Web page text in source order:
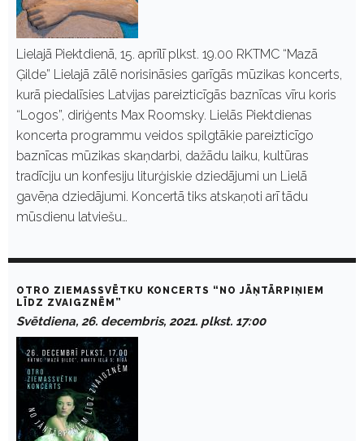
Lielajā Piektdienā, 15. aprīlī plkst. 19.00 RKTMC “Mazā
Ģilde” Lielajā zālē norisināsies garīgās mūzikas koncerts,
kurā piedalīsies Latvijas pareizticīgās baznīcas vīru koris
“Logos”, diriģents Max Roomsky. Lielās Piektdienas
koncerta programmu veidos spilgtākie pareizticīgo
baznīcas mūzikas skaņdarbi, dažādu laiku, kultūras
tradīciju un konfesiju liturģiskie dziedājumi un Lielā
gavēņa dziedājumi. Koncertā tiks atskaņoti arī tādu
mūsdienu latviešu…
OTRO ZIEMASSVĒTKU KONCERTS “NO JĀŅTĀRPIŅIEM
LĪDZ ZVAIGZNĒM”
Svētdiena, 26. decembris, 2021. plkst. 17:00